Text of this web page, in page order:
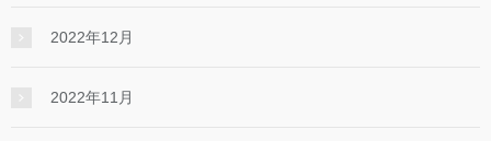
2022年12月
2022年11月